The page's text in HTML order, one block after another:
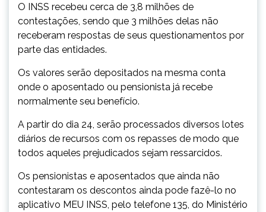
O INSS recebeu cerca de 3,8 milhões de
contestações, sendo que 3 milhões delas não
receberam respostas de seus questionamentos por
parte das entidades.
Os valores serão depositados na mesma conta
onde o aposentado ou pensionista já recebe
normalmente seu benefício.
A partir do dia 24, serão processados diversos lotes
diários de recursos com os repasses de modo que
todos aqueles prejudicados sejam ressarcidos.
Os pensionistas e aposentados que ainda não
contestaram os descontos ainda pode fazê-lo no
aplicativo MEU INSS, pelo telefone 135, do Ministério